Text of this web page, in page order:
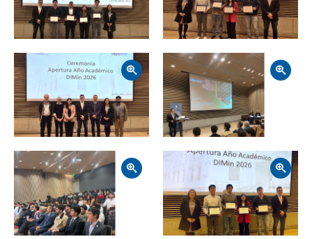
Zoom Zoom
Zoom